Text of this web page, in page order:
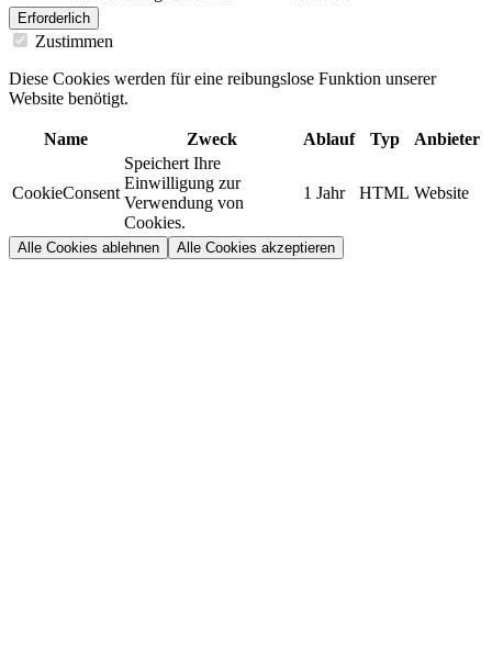
Erforderlich
Zustimmen
Diese Cookies werden für eine reibungslose Funktion unserer
Website benötigt.
Name Zweck Ablauf Typ Anbieter
CookieConsent
Speichert Ihre
Einwilligung zur
Verwendung von
Cookies.
1 Jahr HTML Website
Alle Cookies ablehnen Alle Cookies akzeptieren